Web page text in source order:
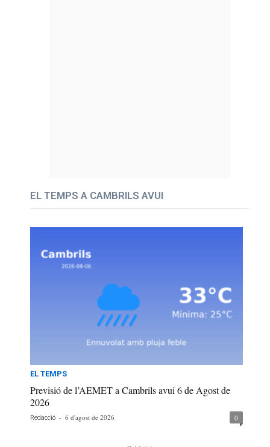
EL TEMPS A CAMBRILS AVUI
EL TEMPS
Previsió de l’AEMET a Cambrils avui 6 de Agost de
2026
Redacció - 6 d'agost de 2026 0